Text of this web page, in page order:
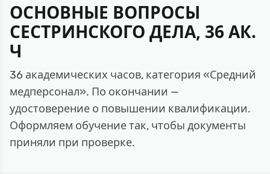
ОСНОВНЫЕ ВОПРОСЫ
СЕСТРИНСКОГО ДЕЛА, 36 АК.
Ч
36 академических часов, категория «Средний
медперсонал». По окончании —
удостоверение о повышении квалификации.
Оформляем обучение так, чтобы документы
приняли при проверке.